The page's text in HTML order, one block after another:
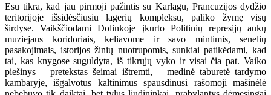
Esu tikra, kad jau pirmoji pažintis su Karlagu, Prancūzijos dydžio
teritorijoje išsidėsčiusiu lagerių kompleksu, paliko žymę visų
širdyse. Vaikščiodami Dolinkoje įkurto Politinių represijų aukų
muziejaus koridoriais, keliavome ir savo mintimis, senelių
pasakojimais, istorijos žinių nuotrupomis, sunkiai patikėdami, kad
tai, kas knygose suguldyta, iš tikrųjų vyko ir visai čia pat. Vaiko
piešinys – pretekstas šeimai ištremti, – medinė taburetė tardymo
kambaryje, išgalvotus kaltinimus spausdinusi rašomoji mašinėlė